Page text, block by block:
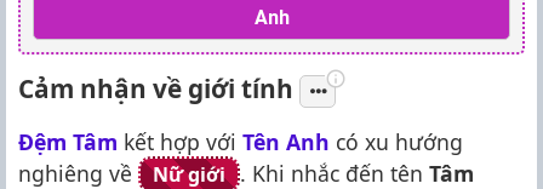
Anh
Cảm nhận về giới tính
Đệm Tâm kết hợp với Tên Anh có xu hướng
nghiêng về
Nữ giới . Khi nhắc đến tên Tâm